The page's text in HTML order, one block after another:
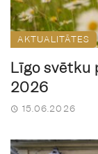
AKTUALITĀTES
Līgo svētku
2026
15.06.2026